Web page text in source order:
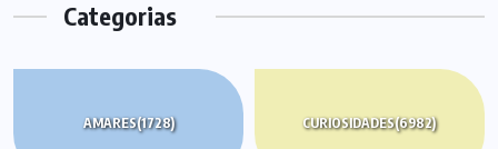
Categorias
AMARES(1728) CURIOSIDADES(6982)